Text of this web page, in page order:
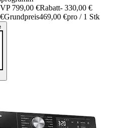
799,00 €Rabatt- 330,00 €
Grundpreis469,00 €pro / 1 Stk